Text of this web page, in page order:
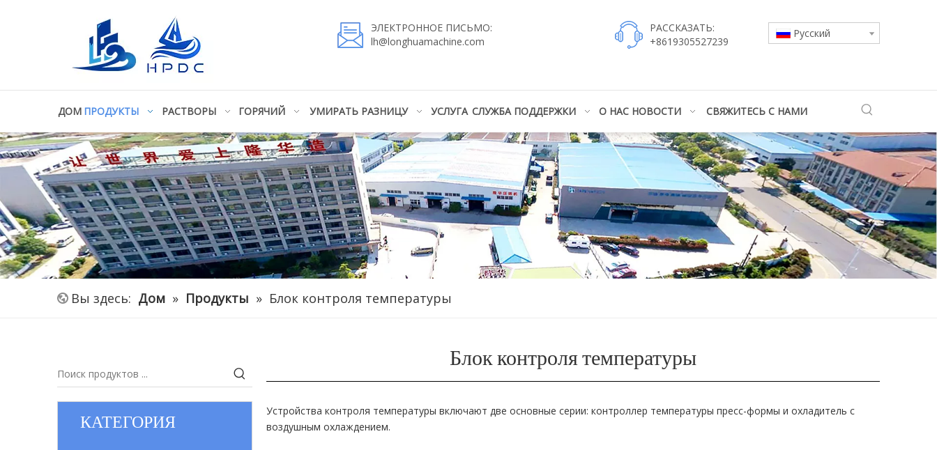
ЭЛЕКТРОННОЕ ПИСЬМО:
lh@longhuamachine.com
РАССКАЗАТЬ:
+8619305527239
Pусский
ДОМ ПРОДУКТЫ РАСТВОРЫ ГОРЯЧИЙ УМИРАТЬ РАЗНИЦУ УСЛУГА СЛУЖБА ПОДДЕРЖКИ О НАС НОВОСТИ СВЯЖИТЕСЬ С НАМИ
Вы здесь: Дом » Продукты » Блок контроля температуры
КАТЕГОРИЯ
Блок контроля температуры
Устройства контроля температуры включают две основные серии: контроллер температуры пресс-формы и охладитель с
воздушным охлаждением.